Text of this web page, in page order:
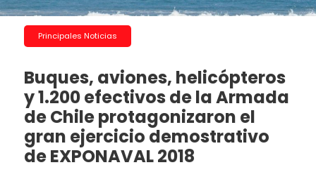
Principales Noticias
Buques, aviones, helicópteros
y 1.200 efectivos de la Armada
de Chile protagonizaron el
gran ejercicio demostrativo
de EXPONAVAL 2018